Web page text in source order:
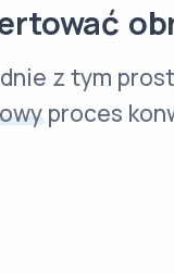
z tym
proces